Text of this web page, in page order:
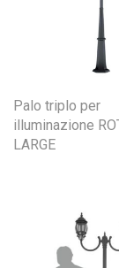
Palo triplo per
illuminazione
LARGE